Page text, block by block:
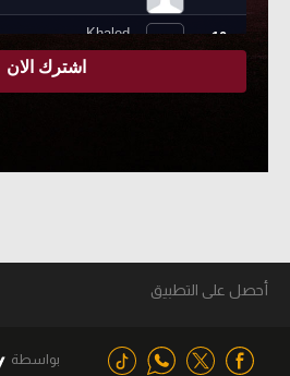
أحصل على التطبيق
بواسطة